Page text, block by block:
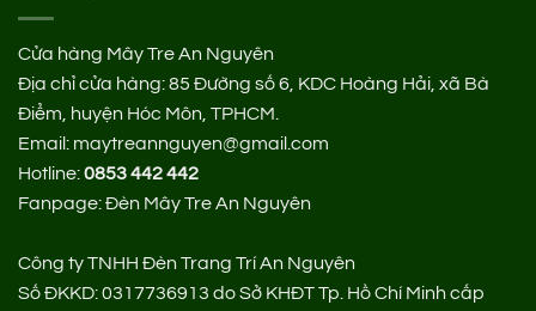
Cửa hàng Mây Tre An Nguyên
Địa chỉ cửa hàng:85 Đường số 6, KDC Hoàng Hải, xã Bà
Điểm, huyện Hóc Môn, TPHCM.
Email: maytreannguyen@gmail.com
Hotline:0853 442 442
Fanpage:Đèn Mây Tre An Nguyên
Công ty TNHH Đèn Trang Trí An Nguyên
Số ĐKKD: 0317736913 do Sở KHĐT Tp. Hồ Chí Minh cấp